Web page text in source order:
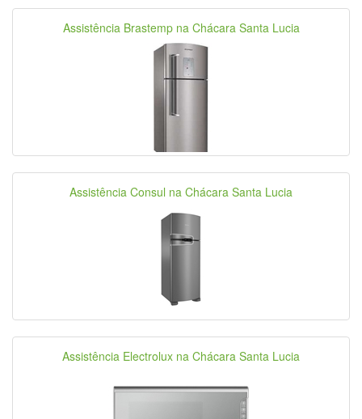
Assistência Brastemp na Chácara Santa Lucia
Assistência Consul na Chácara Santa Lucia
Assistência Electrolux na Chácara Santa Lucia